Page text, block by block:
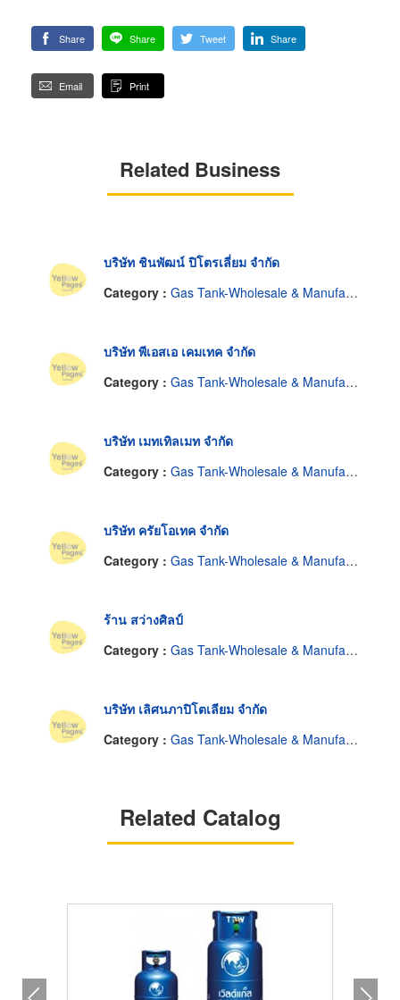
Share Share Tweet Share
Email Print
Related Business
บริษัท ชินพัฒน์ ปิโตรเลี่ยม จำกัด
Category : Gas Tank-Wholesale & Manufacturers
บริษัท พีเอสเอ เคมเทค จำกัด
Category : Gas Tank-Wholesale & Manufacturers
บริษัท เมทเทิลเมท จำกัด
Category : Gas Tank-Wholesale & Manufacturers
บริษัท ครัยโอเทค จำกัด
Category : Gas Tank-Wholesale & Manufacturers
ร้าน สว่างศิลป์
Category : Gas Tank-Wholesale & Manufacturers
บริษัท เลิศนภาปิโตเลียม จำกัด
Category : Gas Tank-Wholesale & Manufacturers
Related Catalog